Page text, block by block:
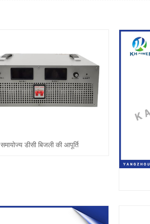
समायोज्य डीसी बिजली की आपूर्ति